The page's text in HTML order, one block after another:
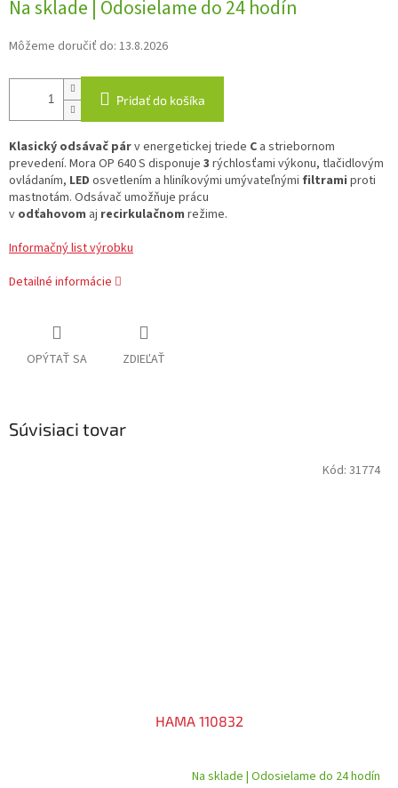
cena:
Na sklade | Odosielame do 24 hodín
Môžeme doručiť do: 13.8.2026
Pridať do košíka
Klasický odsávač párv energetickej triede C a striebornom
prevedení. Mora OP 640 S disponuje 3 rýchlosťami výkonu, tlačidlovým
ovládaním, LED osvetlením a hliníkovými umývateľnými filtrami proti
mastnotám. Odsávač umožňuje prácu
v odťahovom aj recirkulačnom režime.
Informačný list výrobku
Detailné informácie
OPÝTAŤ SA ZDIEĽAŤ
Súvisiaci tovar
HAMA 110832
Na sklade | Odosielame do 24 hodín
Kód: 31774